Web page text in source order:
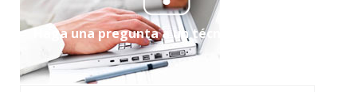
Haga una pregunta a un técnico de apoyo